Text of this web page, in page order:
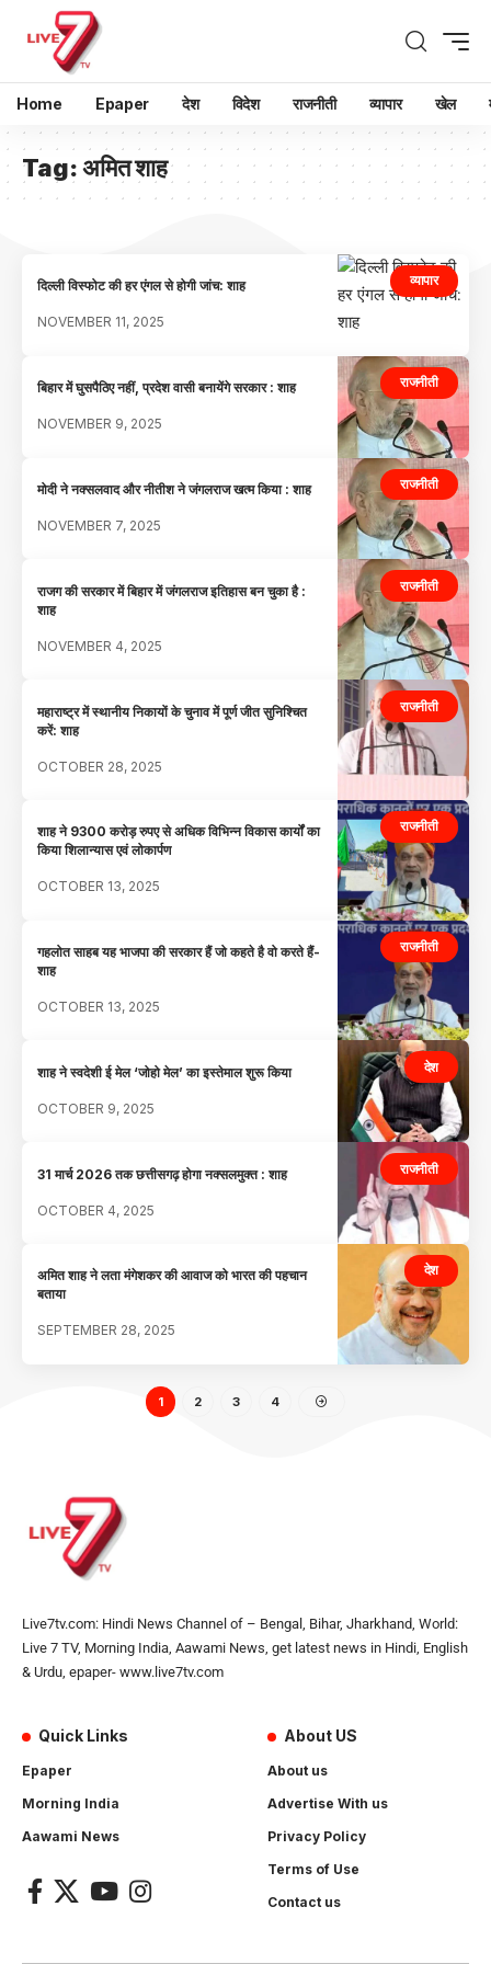
Home Epaper देश विदेश राजनीती व्यापार खेल
Tag:अमित शाह
व्यापार
दिल्ली विस्फोट की हर एंगल से होगी जांच: शाह
NOVEMBER 11, 2025
राजनीती
बिहार में घुसपैठिए नहीं, प्रदेश वासी बनायेंगे सरकार : शाह
NOVEMBER 9, 2025
राजनीती
मोदी ने नक्सलवाद और नीतीश ने जंगलराज खत्म किया : शाह
NOVEMBER 7, 2025
राजनीती
राजग की सरकार में बिहार में जंगलराज इतिहास बन चुका है :
शाह
NOVEMBER 4, 2025
राजनीती
महाराष्ट्र में स्थानीय निकायों के चुनाव में पूर्ण जीत सुनिश्चित
करें: शाह
OCTOBER 28, 2025
राजनीती
शाह ने 9300 करोड़ रुपए से अधिक विभिन्न विकास कार्यों का
किया शिलान्यास एवं लोकार्पण
OCTOBER 13, 2025
राजनीती
गहलोत साहब यह भाजपा की सरकार हैं जो कहते है वो करते हैं-
शाह
OCTOBER 13, 2025
देश
शाह ने स्वदेशी ई मेल ‘जोहो मेल’ का इस्तेमाल शुरू किया
OCTOBER 9, 2025
राजनीती
31 मार्च 2026 तक छत्तीसगढ़ होगा नक्सलमुक्त : शाह
OCTOBER 4, 2025
देश
अमित शाह ने लता मंगेशकर की आवाज को भारत की पहचान
बताया
SEPTEMBER 28, 2025
1 2 3 4
Live7tv.com: Hindi News Channel of – Bengal, Bihar, Jharkhand, World:
Live 7 TV, Morning India, Aawami News, get latest news in Hindi, English
& Urdu, epaper- www.live7tv.com
Quick Links
Epaper
Morning India
Aawami News
About US
About us
Advertise With us
Privacy Policy
Terms of Use
Contact us